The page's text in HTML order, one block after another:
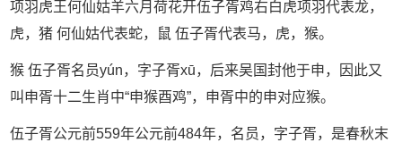
项羽虎王何仙姑羊六月荷花开伍子胥鸡右白虎项羽代表龙，
虎，猪 何仙姑代表蛇，鼠 伍子胥代表马，虎，猴。
猴 伍子胥名员yún，字子胥xū，后来吴国封他于申，因此又
叫申胥十二生肖中“申猴酉鸡”，申胥中的申对应猴。
伍子胥公元前559年公元前484年，名员，字子胥，是春秋末